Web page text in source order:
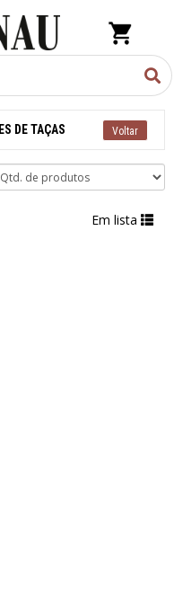
DE TAÇAS
Em lista